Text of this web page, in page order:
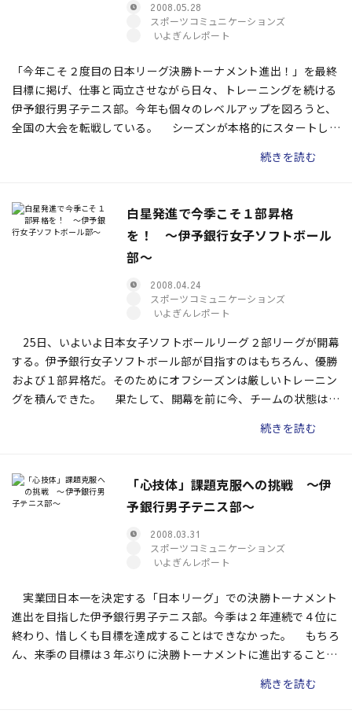
2008.05.28
スポーツコミュニケーションズ
いよぎんレポート
「今年こそ２度目の日本リーグ決勝トーナメント進出！」を最終
目標に掲げ、仕事と両立させながら日々、トレーニングを続ける
伊予銀行男子テニス部。今年も個々のレベルアップを図ろうと、
全国の大会を転戦している。 シーズンが本格的にスタートして
ーチ的役割も果たしている湯地和愛選手に訊いた。
続きを読む
白星発進で今季こそ１部昇格
を！ 〜伊予銀行女子ソフトボール
部〜
2008.04.24
スポーツコミュニケーションズ
いよぎんレポート
25日、いよいよ日本女子ソフトボールリーグ２部リーグが開幕
する。伊予銀行女子ソフトボール部が目指すのはもちろん、優勝
および１部昇格だ。そのためにオフシーズンは厳しいトレーニン
グを積んできた。 果たして、開幕を前に今、チームの状態はど
を、川野真代キャプテンと中田麻樹副キャプテンに訊いた。
続きを読む
「心技体」課題克服への挑戦 〜伊
予銀行男子テニス部〜
2008.03.31
スポーツコミュニケーションズ
いよぎんレポート
実業団日本一を決定する「日本リーグ」での決勝トーナメント
進出を目指した伊予銀行男子テニス部。今季は２年連続で４位に
終わり、惜しくも目標を達成することはできなかった。 もちろ
ん、来季の目標は３年ぶりに決勝トーナメントに進出すること
不可欠だ。では今、チームには何が必要とされているのか――。キャ
続きを読む